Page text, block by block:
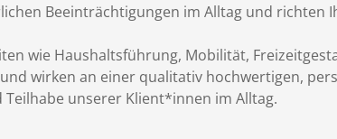
Beeinträchtigungen im Alltag und richten
wie Haushaltsführung, Mobilität,
wirken an einer qualitativ hochwertigen,
unserer Klient*innen im Alltag.